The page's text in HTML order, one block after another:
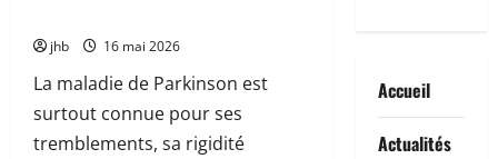
?
jhb 16 mai 2026
La maladie de Parkinson est
surtout connue pour ses
tremblements, sa rigidité
Accueil
Actualités